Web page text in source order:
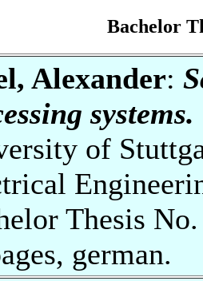
Bachelor
Alexander:
systems.
of
Thesis
german.